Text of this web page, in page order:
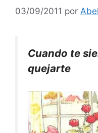
03/09/2011 por
Cuando te
quejarte